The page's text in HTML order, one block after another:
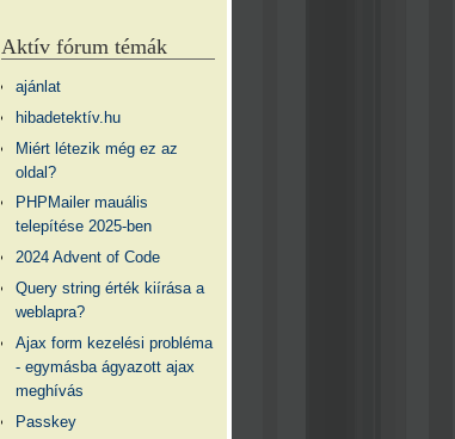
Aktív fórum témák
ajánlat
hibadetektív.hu
Miért létezik még ez az
oldal?
PHPMailer mauális
telepítése 2025-ben
2024 Advent of Code
Query string érték kiírása a
weblapra?
Ajax form kezelési probléma
- egymásba ágyazott ajax
meghívás
Passkey